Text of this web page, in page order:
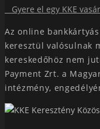
Gyere el egy KKE
Az online
keresztül valósulnak
kereskedőhöz nem
Payment Zrt. a
intézmény,